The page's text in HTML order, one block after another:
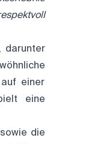
darunter
einer
eine
die